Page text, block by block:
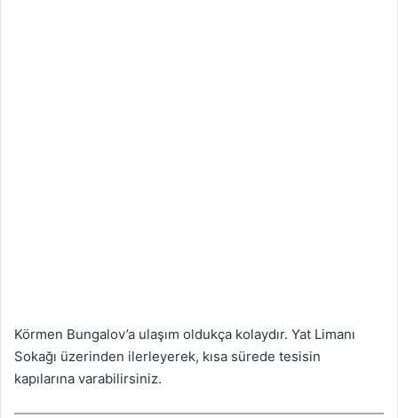
Körmen Bungalov’a ulaşım oldukça kolaydır. Yat Limanı
Sokağı üzerinden ilerleyerek, kısa sürede tesisin
kapılarına varabilirsiniz.